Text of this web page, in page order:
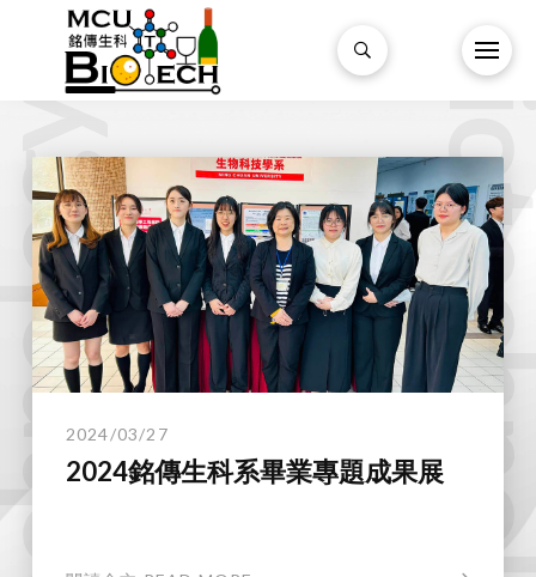
2024/03/27
2024銘傳生科系畢業專題成果展